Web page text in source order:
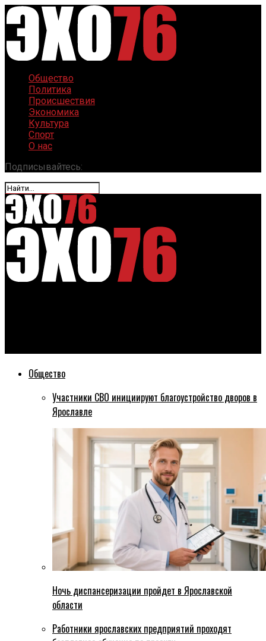
Общество
Политика
Происшествия
Экономика
Культура
Спорт
О нас
Подписывайтесь:
Общество
Участники СВО инициируют благоустройство дворов в
Ярославле
Ночь диспансеризации пройдет в Ярославской
области
Работники ярославских предприятий проходят